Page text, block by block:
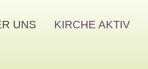
UNS KIRCHE AKTIV